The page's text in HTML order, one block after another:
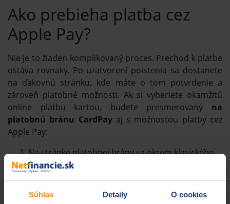
Súhlas Detaily O cookies
Ako prebieha platba cez
Apple Pay?
Nie je to žiaden komplikovaný proces. Prechod k platbe
ostáva rovnaký. Po uzatvorení poistenia sa dostanete
na ďakovnú stránku, kde máte o tom potvrdenie a
zároveň platobné možnosti. Ak si vyberiete okamžitú
online platbu kartou, budete presmerovaný na
platobnú bránu CardPayaj s možnosťou platby cez
Apple Pay:
Na stránke platobnej brány sa okrem klasického
zobrazenia formulára pre vyplnenie karty zobrazí
aj preklik na platbu cez Apple Pay označený
logom. Kliknite naň.
Skontrolujte si údaje a platbu potvrďte (údaje na